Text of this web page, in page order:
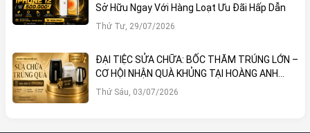
Sở Hữu Ngay Với Hàng Loạt Ưu Đãi Hấp Dẫn
Thứ Tư, 29/07/2026
ĐẠI TIỆC SỬA CHỮA: BỐC THĂM TRÚNG LỚN –
CƠ HỘI NHẬN QUÀ KHỦNG TẠI HOÀNG ANH
MOBILE
Thứ Sáu, 03/07/2026